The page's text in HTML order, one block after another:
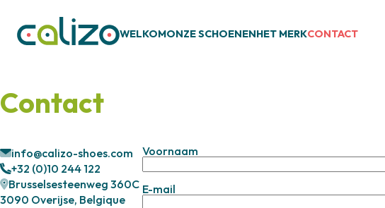
WELKOMONZE SCHOENENHET MERKCONTACT
Contact
info@calizo-shoes.com
+32 (0)10 244 122
Brusselsesteenweg 360C
3090 Overijse, Belgique
Voornaam
E-mail